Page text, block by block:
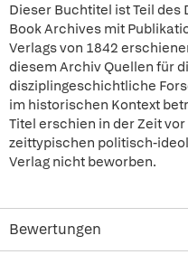
Dieser Buchtitel ist Teil
Book Archives mit
Verlags von 1842
diesem Archiv Quellen für
disziplingeschichtliche
im historischen Kontext
Titel erschien in der Zeit
zeittypischen politisch-
Verlag nicht beworben.
Bewertungen